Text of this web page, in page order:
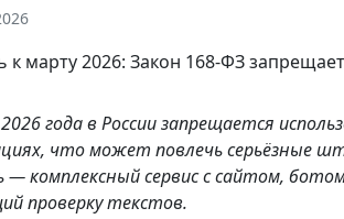
года в России запрещается
что может повлечь серьёзные
— комплексный сервис с сайтом,
проверку текстов.